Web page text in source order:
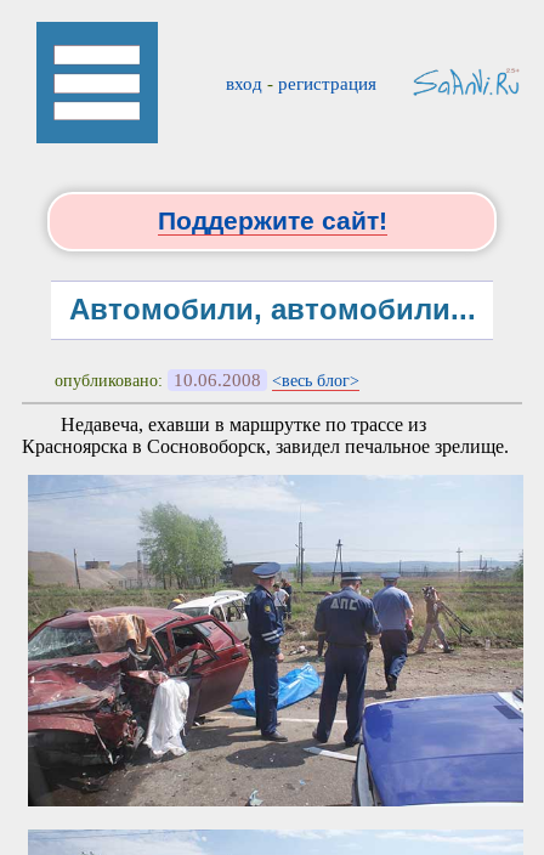
вход - регистрация
Поддержите сайт!
Автомобили, автомобили...
опубликовано: 10.06.2008 <весь блог>
Недавеча, ехавши в маршрутке по трассе из
Красноярска в Сосновоборск, завидел печальное зрелище.